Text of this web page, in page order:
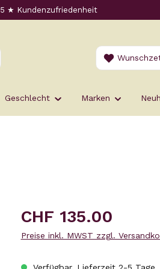
5 ★ Kundenzufriedenheit
Geschlecht Marken
Regulärer Preis:
CHF 135.00
Preise inkl. MWST zzgl.